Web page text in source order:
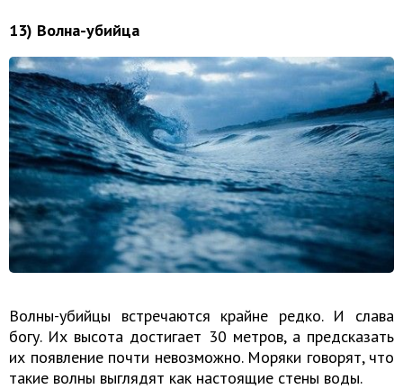
13) Волна-убийца
Волны-убийцы встречаются крайне редко. И слава
богу. Их высота достигает 30 метров, а предсказать
их появление почти невозможно. Моряки говорят, что
такие волны выглядят как настоящие стены воды.